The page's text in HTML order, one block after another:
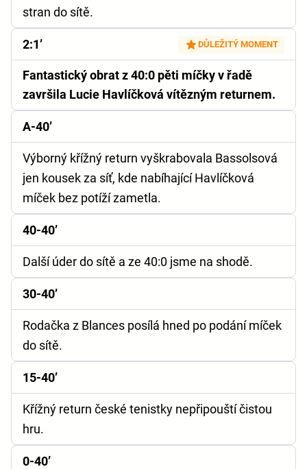
stran do sítě.
2:1’ DŮLEŽITÝ MOMENT
Fantastický obrat z 40:0 pěti míčky v řadě
završila Lucie Havlíčková vítězným returnem.
A-40’
Výborný křížný return vyškrabovala Bassolsová
jen kousek za síť, kde nabíhající Havlíčková
míček bez potíží zametla.
40-40’
Další úder do sítě a ze 40:0 jsme na shodě.
30-40’
Rodačka z Blances posílá hned po podání míček
do sítě.
15-40’
Křížný return české tenistky nepřipouští čistou
hru.
0-40’